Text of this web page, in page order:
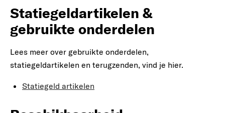
Statiegeldartikelen &
gebruikte onderdelen
Lees meer over gebruikte onderdelen,
statiegeldartikelen en terugzenden, vind je hier.
Statiegeld artikelen